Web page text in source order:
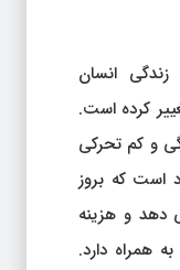
انسان
کرده است.
و کم تحرکی
است که بروز
دهد و هزینه
همراه دارد.